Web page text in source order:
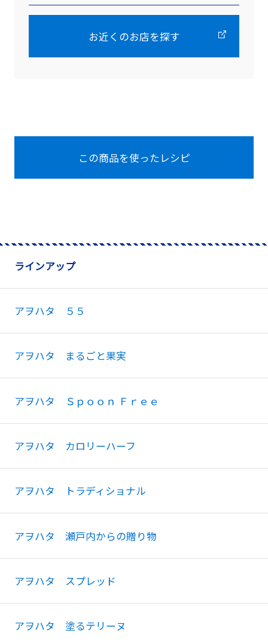
お近くのお店を探す
この商品を使ったレシピ
ラインアップ
アヲハタ ５５
アヲハタ まるごと果実
アヲハタ Ｓｐｏｏｎ Ｆｒｅｅ
アヲハタ カロリーハーフ
アヲハタ トラディショナル
アヲハタ 瀬戸内からの贈り物
アヲハタ スプレッド
アヲハタ 塗るテリーヌ